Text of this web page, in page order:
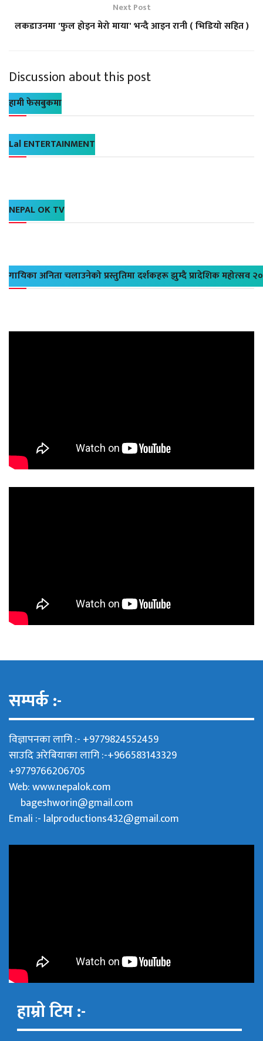
Next Post
लकडाउनमा 'फुल होइन मेरो माया' भन्दै आइन रानी ( भिडियो सहित )
Discussion about this post
हामी फेसबुकमा
Lal ENTERTAINMENT
NEPAL OK TV
गायिका अनिता चलाउनेको प्रस्तुतिमा दर्शकहरू झुम्दै प्रादेशिक महोत्सव
सम्पर्क :-
विज्ञापनका लागि :- +9779824552459
साउदि अरेबियाका लागि :-+966583143329
+9779766206705
Web:www.nepalok.com
bageshworin@gmail.com
Emali :- lalproductions432@gmail.com
हाम्रो टिम :-